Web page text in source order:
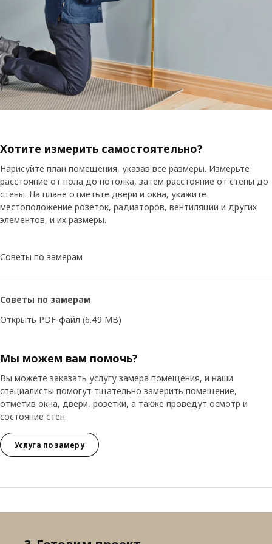
Хотите измерить самостоятельно?
Нарисуйте план помещения, указав все размеры. Измерьте
расстояние от пола до потолка, затем расстояние от стены до
стены. На плане отметьте двери и окна, укажите
местоположение розеток, радиаторов, вентиляции и других
элементов, и их размеры.
Советы по замерам
Советы по замерам
Открыть PDF-файл (6.49 MB)
Мы можем вам помочь?
Вы можете заказать услугу замера помещения, и наши
специалисты помогут тщательно замерить помещение,
отметив окна, двери, розетки, а также проведут осмотр и
состояние стен.
Услуга по замеру